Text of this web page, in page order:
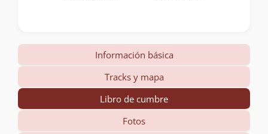
Información básica
Tracks y mapa
Libro de cumbre
Fotos